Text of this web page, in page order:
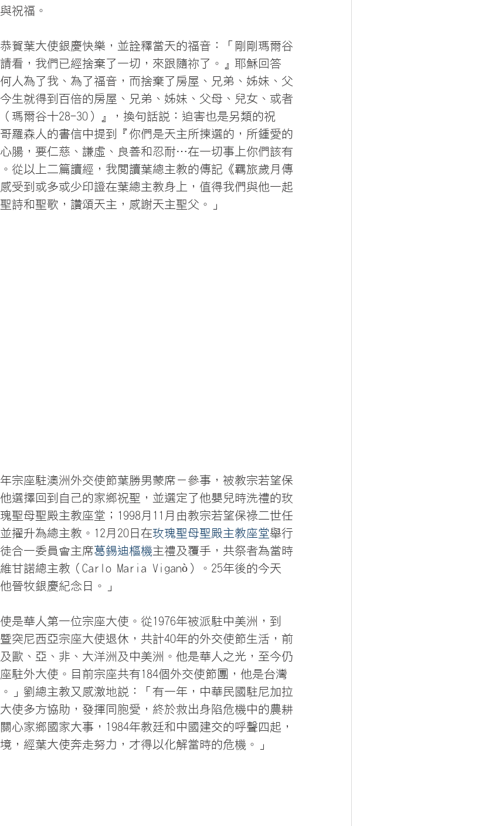
祝福。
賀葉大使銀慶快樂，並詮釋當天的福音：「剛剛瑪爾谷
看，我們已經捨棄了一切，來跟隨祢了。』耶穌回答
人為了我、為了福音，而捨棄了房屋、兄弟、姊妹、父
生就得到百倍的房屋、兄弟、姊妹、父母、兒女、或者
瑪爾谷十28-30）』，換句話說：迫害也是另類的祝
羅森人的書信中提到『你們是天主所揀選的，所鍾愛的
腸，要仁慈、謙虛、良善和忍耐…在一切事上你們該有
從以上二篇讀經，我閱讀葉總主教的傳記《羈旅歲月傳
受到或多或少印證在葉總主教身上，值得我們與他一起
詩和聖歌，讚頌天主，感謝天主聖父。」
宗座駐澳洲外交使節葉勝男蒙席－參事，被教宗若望保
選擇回到自己的家鄉祝聖，並選定了他嬰兒時洗禮的玫
聖母聖殿主教座堂；1998月11月由教宗若望保祿二世任
擢升為總主教。12月20日在玫瑰聖母聖殿主教座堂舉行
合一委員會主席葛錫迪樞機主禮及覆手，共祭者為當時
甘諾總主教（Carlo Maria Viganò）。25年後的今天
晉牧銀慶紀念日。」
是華人第一位宗座大使。從1976年被派駐中美洲，到
突尼西亞宗座大使退休，共計40年的外交使節生活，前
歐、亞、非、大洋洲及中美洲。他是華人之光，至今仍
駐外大使。目前宗座共有184個外交使節團，他是台灣
」劉總主教又感激地說：「有一年，中華民國駐尼加拉
使多方協助，發揮同胞愛，終於救出身陷危機中的農耕
心家鄉國家大事，1984年教廷和中國建交的呼聲四起，
，經葉大使奔走努力，才得以化解當時的危機。」